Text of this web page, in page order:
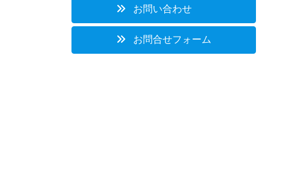
お問い合わせ
お問合せフォーム